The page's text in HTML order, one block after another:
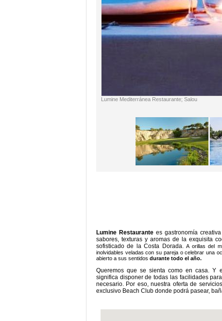
Lumine Mediterránea Restaurante; Salou
Lumine Restaurantees gastronomía
sabores, texturas y aromas de la exquisita
sofisticado de la Costa Dorada.A orillas del
inolvidables veladas con su pareja o celebrar una
abierto a sus sentidos durante todo el año.
Queremos que se sienta como en casa. Y
significa disponer de todas las facilidades
necesario. Por eso, nuestra oferta de
exclusivo Beach Club donde podrá pasear,